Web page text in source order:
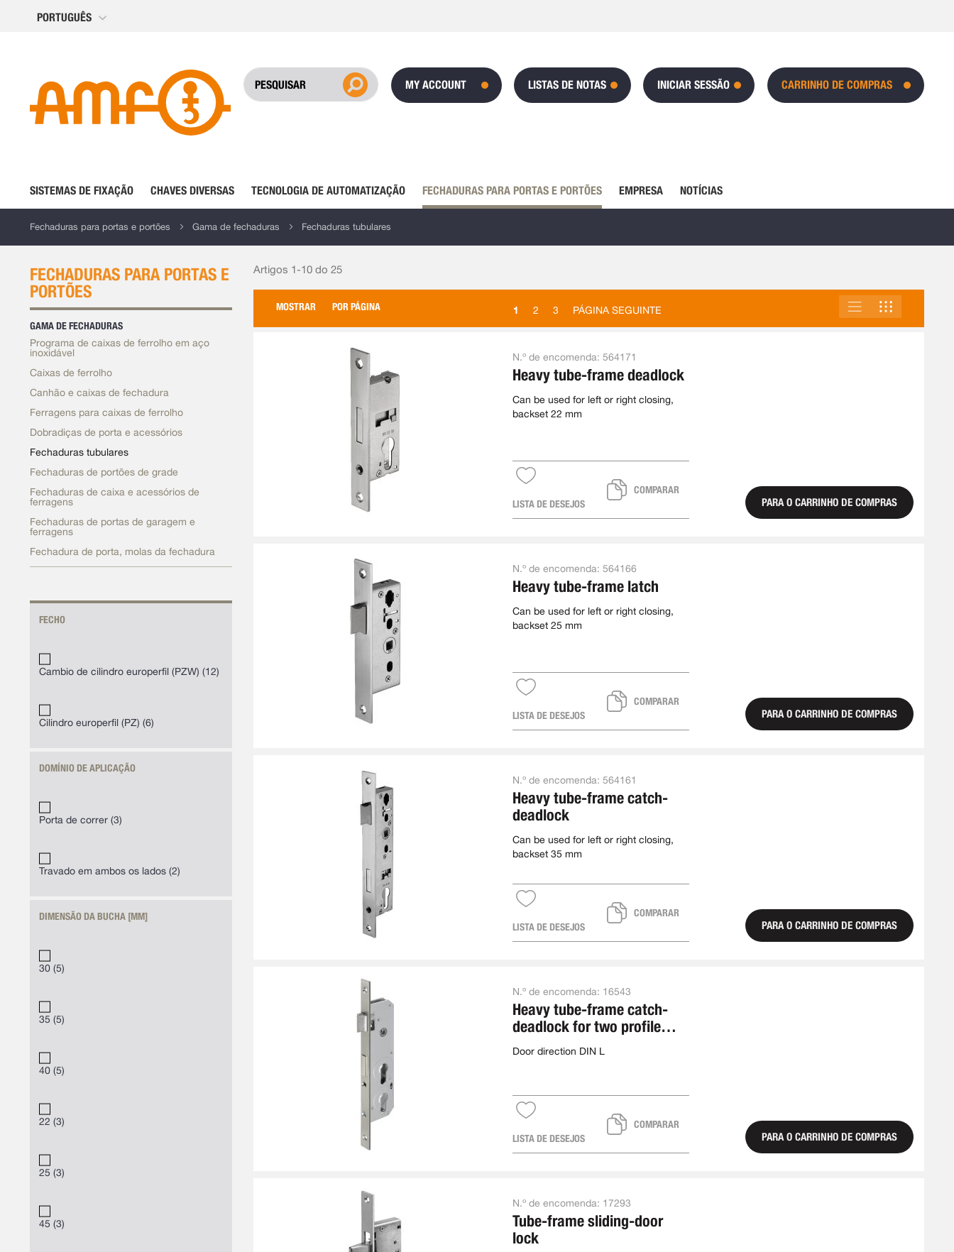
Conteúdo
PORTUGUÊS
CARRINHO DE COMPRAS
MY ACCOUNT LISTAS DE NOTAS INICIAR SESSÃO
SISTEMAS DE FIXAÇÃO CHAVES DIVERSAS TECNOLOGIA DE AUTOMATIZAÇÃO FECHADURAS PARA PORTAS E PORTÕES EMPRESA NOTÍCIAS
Fechaduras para portas e portões Gama de fechaduras Fechaduras tubulares
FECHADURAS PARA PORTAS E
PORTÕES
GAMA DE FECHADURAS
Programa de caixas de ferrolho em aço
inoxidável
Caixas de ferrolho
Canhão e caixas de fechadura
Ferragens para caixas de ferrolho
Dobradiças de porta e acessórios
Fechaduras tubulares
Fechaduras de portões de grade
Fechaduras de caixa e acessórios de
ferragens
Fechaduras de portas de garagem e
ferragens
Fechadura de porta, molas da fechadura
FECHO
Cambio de cilindro europerfil (PZW) 12
Cilindro europerfil (PZ) 6
DOMÍNIO DE APLICAÇÃO
Porta de correr 3
Travado em ambos os lados 2
DIMENSÃO DA BUCHA [MM]
30 5
35 5
40 5
22 3
25 3
45 3
Artigos 1-10 do 25
MOSTRAR POR PÁGINA 1 2 3 PÁGINA SEGUINTE
VER
COMO
LISTA
N.º de encomenda: 564171
Heavy tube-frame deadlock
Can be used for left or right closing,
backset 22 mm
LISTA DE DESEJOS
COMPARAR
PARA O CARRINHO DE COMPRAS
N.º de encomenda: 564166
Heavy tube-frame latch
Can be used for left or right closing,
backset 25 mm
LISTA DE DESEJOS
COMPARAR
PARA O CARRINHO DE COMPRAS
N.º de encomenda: 564161
Heavy tube-frame catch-
deadlock
Can be used for left or right closing,
backset 35 mm
LISTA DE DESEJOS
COMPARAR
PARA O CARRINHO DE COMPRAS
N.º de encomenda: 16543
Heavy tube-frame catch-
deadlock for two profile
cylinders
Door direction DIN L
LISTA DE DESEJOS
COMPARAR
PARA O CARRINHO DE COMPRAS
N.º de encomenda: 17293
Tube-frame sliding-door
lock